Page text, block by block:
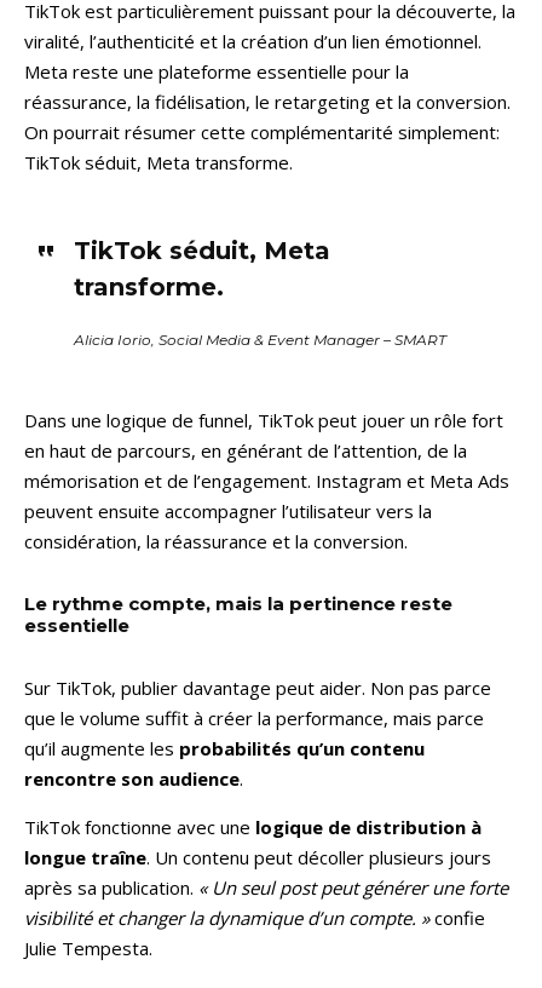
TikTok est particulièrement puissant pour la découverte, la
viralité, l’authenticité et la création d’un lien émotionnel.
Meta reste une plateforme essentielle pour la
réassurance, la fidélisation, le retargeting et la conversion.
On pourrait résumer cette complémentarité simplement:
TikTok séduit, Meta transforme.
TikTok séduit, Meta
transforme.
Alicia Iorio, Social Media & Event Manager – SMART
Dans une logique de funnel, TikTok peut jouer un rôle fort
en haut de parcours, en générant de l’attention, de la
mémorisation et de l’engagement. Instagram et Meta Ads
peuvent ensuite accompagner l’utilisateur vers la
considération, la réassurance et la conversion.
Le rythme compte, mais la pertinence reste
essentielle
Sur TikTok, publier davantage peut aider. Non pas parce
que le volume suffit à créer la performance, mais parce
qu’il augmente les probabilités qu’un contenu
rencontre son audience.
TikTok fonctionne avec une logique de distribution à
longue traîne. Un contenu peut décoller plusieurs jours
après sa publication. « Un seul post peut générer une forte
visibilité et changer la dynamique d’un compte. »confie
Julie Tempesta.